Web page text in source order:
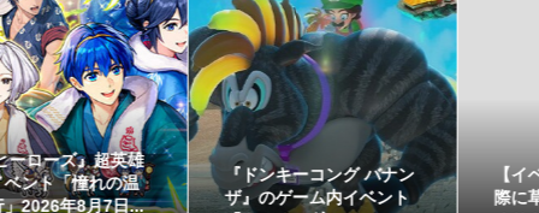
【イベントレポート】実
際に草が揺れる生息地づ
赤ちゃん向けスピナー
「KIRBY ピタッとくるる